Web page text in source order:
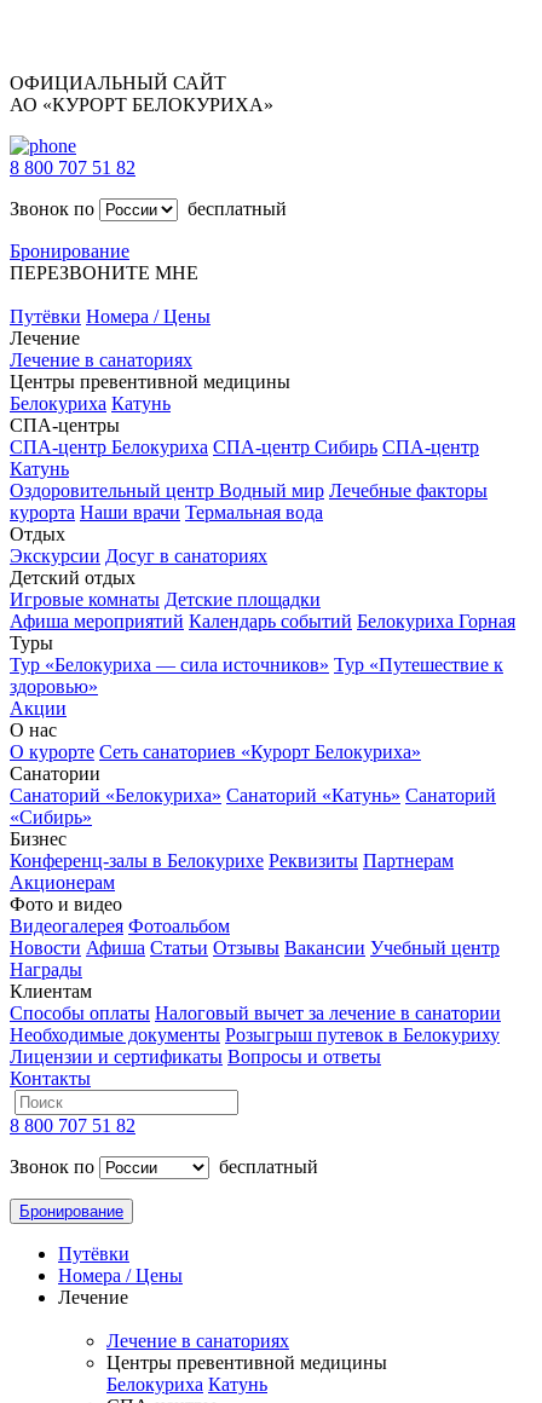
ОФИЦИАЛЬНЫЙ САЙТ
АО «КУРОРТ БЕЛОКУРИХА»
8 800 707 51 82
Звонок по
бесплатный
Бронирование
ПЕРЕЗВОНИТЕ МНЕ
Путёвки Номера / Цены
Лечение
Лечение в санаториях
Центры превентивной медицины
Белокуриха Катунь
СПА-центры
СПА-центр Белокуриха СПА-центр Сибирь СПА-центр
Катунь
Оздоровительный центр Водный мир Лечебные факторы
курорта Наши врачи Термальная вода
Отдых
Экскурсии Досуг в санаториях
Детский отдых
Игровые комнаты Детские площадки
Афиша мероприятий Календарь событий Белокуриха Горная
Туры
Тур «Белокуриха — сила источников» Тур «Путешествие к
здоровью»
Акции
О нас
О курорте Сеть санаториев «Курорт Белокуриха»
Санатории
Санаторий «Белокуриха» Санаторий «Катунь» Санаторий
«Сибирь»
Бизнес
Конференц-залы в Белокурихе Реквизиты Партнерам
Акционерам
Фото и видео
Видеогалерея Фотоальбом
Новости Афиша Статьи Отзывы Вакансии Учебный центр
Награды
Клиентам
Способы оплаты Налоговый вычет за лечение в санатории
Необходимые документы Розыгрыш путевок в Белокуриху
Лицензии и сертификаты Вопросы и ответы
Контакты
8 800 707 51 82
Звонок по
бесплатный
Бронирование
Путёвки
Номера / Цены
Лечение
Лечение в санаториях
Центры превентивной медицины
Белокуриха Катунь